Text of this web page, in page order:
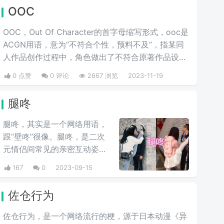
OOC
OOC，Out Of Character的首字母缩写形式，ooc是
ACGN用语，意为“不符合个性，预料不及”，指某同
人作品创作过程中，角色做出了不符合原著作品设定
的行为举止，并且没有合理的铺垫作为转变基础，使
其做出原角色不可能做出的行为，简言之，就是与人
是他出戏了。多出现于cos圈和同人文中，指与原型
像不符的人设崩塌行为和语言，俗称人设崩啦。
0 点赞 0 评论 2667 浏览 2023-11-19
腿咚
腿咚，其实是一个网络用语，
跟“壁咚”很像。腿咚，是二次
元情侣间常见的亲密互动姿
势，意思就是在自己的表白对
象背靠墙的时候，自己高抬腿
就是伸出一条腿，直接“壁
咚”在对方单肩上。
167 0 2023-09-15
佐仓行为
佐仓行为，是一个网络流行的梗，源于日本动漫《异